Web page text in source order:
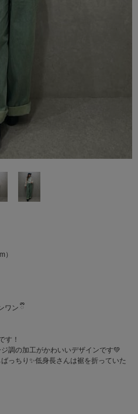
）
ワン
す！
調の加工がかわいいデザインです‪💚
っちり✨️低身長さんは裾を折っていた